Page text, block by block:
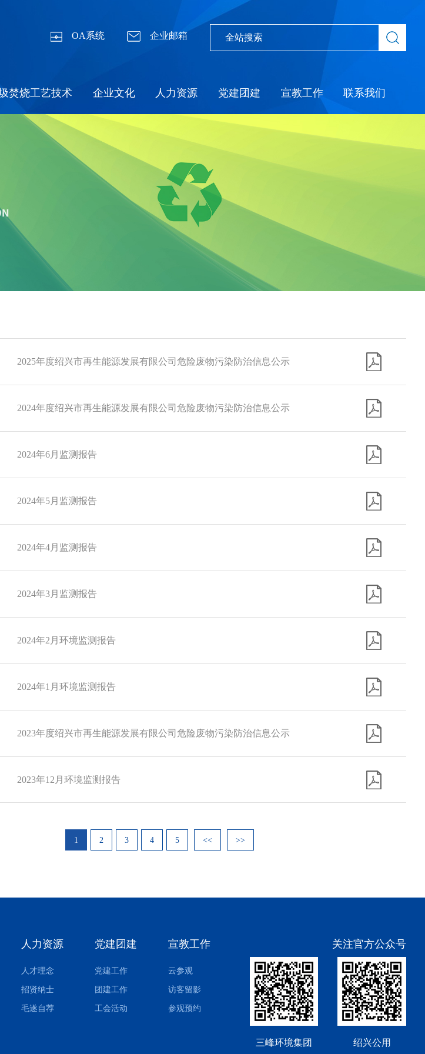
OA系统 企业邮箱
焚烧工艺技术 企业文化 人力资源 党建团建 宣教工作 联系我们
2025年度绍兴市再生能源发展有限公司危险废物污染防治信息公示
​2024年度绍兴市再生能源发展有限公司危险废物污染防治信息公示
2024年6月监测报告
2024年5月监测报告
2024年4月监测报告
2024年3月监测报告
2024年2月环境监测报告
2024年1月环境监测报告
2023年度绍兴市再生能源发展有限公司危险废物污染防治信息公示
2023年12月环境监测报告
1 2 3 4 5 << >>
人力资源
人才理念
招贤纳士
毛遂自荐
党建团建
党建工作
团建工作
工会活动
宣教工作
云参观
访客留影
参观预约
关注官方公众号
三峰环境集团 绍兴公用